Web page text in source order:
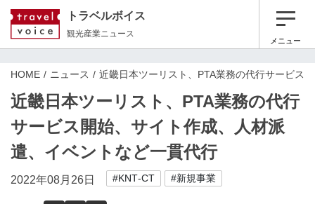
トラベルボイス
観光産業ニュース
メニュー
HOME ニュース 近畿日本ツーリスト、PTA業務の代行サービス
近畿日本ツーリスト、PTA業務の代行
サービス開始、サイト作成、人材派
遣、イベントなど一貫代行
2022年08月26日 #KNT‐CT #新規事業